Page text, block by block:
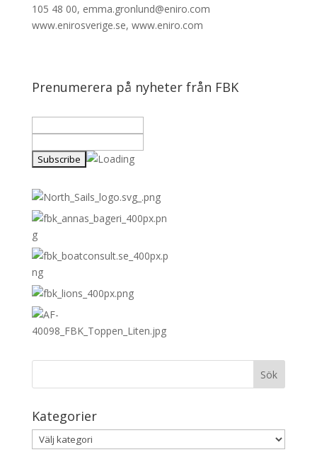
105 48 00, emma.gronlund@eniro.com
www.enirosverige.se, www.eniro.com
Prenumerera på nyheter från FBK
Kategorier
Kategorier